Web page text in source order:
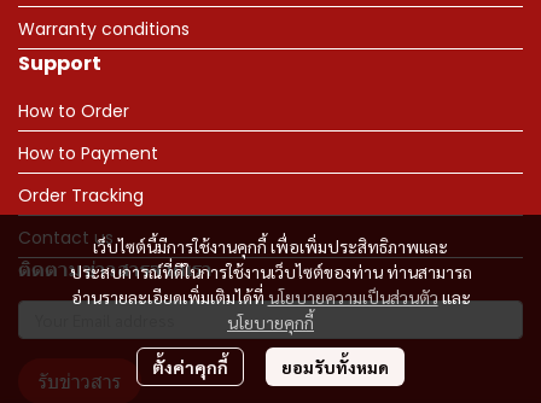
เว็บไซต์นี้มีการใช้งานคุกกี้ เพื่อเพิ่มประสิทธิภาพและ
ประสบการณ์ที่ดีในการใช้งานเว็บไซต์ของท่าน ท่านสามารถ
อ่านรายละเอียดเพิ่มเติมได้ที่นโยบายความเป็นส่วนตัวและ
นโยบายคุกกี้
ตั้งค่าคุกกี้ ยอมรับทั้งหมด
Warranty conditions
Support
How to Order
How to Payment
Order Tracking
Contact us
ติดตามข่าวสารจากเรา
รับข่าวสาร